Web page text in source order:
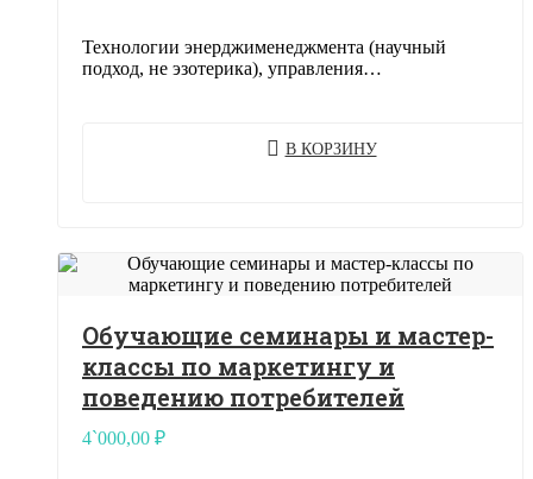
Технологии энерджименеджмента (научный
подход, не эзотерика), управления…
В КОРЗИНУ
Обучающие семинары и мастер-
классы по маркетингу и
поведению потребителей
4`000,00 ₽